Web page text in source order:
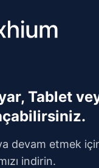
Tablet
devam etmek
indirin.